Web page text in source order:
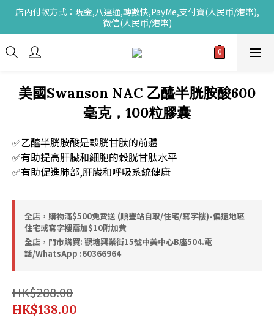
店內付款方式：現金,八達通,轉數快,PayMe,支付寶(人民币/港幣),
微信(人民币/港幣)
美國Swanson NAC 乙醯半胱胺酸600
毫克，100粒膠囊
✅乙醯半胱胺酸是穀胱甘肽的前體
✅有助提高肝臟和細胞的穀胱甘肽水平
✅有助促進肺部,肝臟和呼吸系統健康
全店，購物滿$500免費送 (順豐站自取/住宅/寫字樓)-偏遠地區
住宅或寫字樓需加$10附加費
全店，門市購買: 觀塘興業街15號中美中心B座504.電
話/WhatsApp :60366964
HK$288.00
HK$138.00